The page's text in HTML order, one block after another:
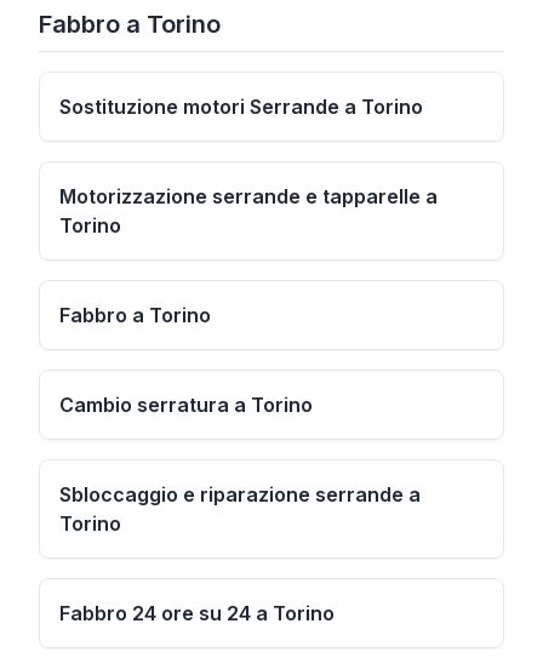
Fabbro a Torino
Sostituzione motori Serrande a Torino
Motorizzazione serrande e tapparelle a
Torino
Fabbro a Torino
Cambio serratura a Torino
Sbloccaggio e riparazione serrande a
Torino
Fabbro 24 ore su 24 a Torino